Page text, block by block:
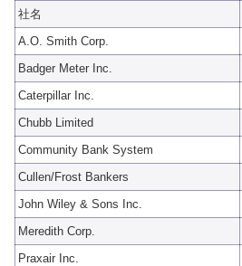
社名
A.O. Smith Corp.
Badger Meter Inc.
Caterpillar Inc.
Chubb Limited
Community Bank System
Cullen/Frost Bankers
John Wiley & Sons Inc.
Meredith Corp.
Praxair Inc.